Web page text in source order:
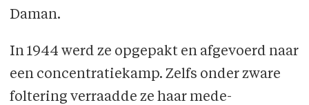
Daman.
In 1944 werd ze opgepakt en afgevoerd naar
een concentratiekamp. Zelfs onder zware
foltering verraadde ze haar mede-